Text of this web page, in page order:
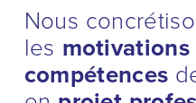
Nous
les motivations
compétences